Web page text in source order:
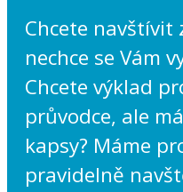
Chcete navštívit
nechce se Vám
Chcete výklad
průvodce, ale
kapsy? Máme
pravidelně